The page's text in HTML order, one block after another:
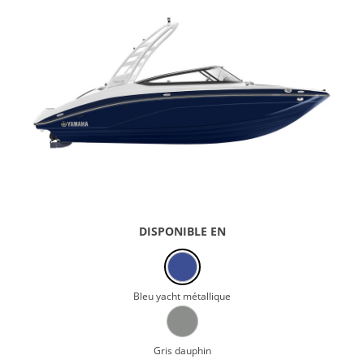
DISPONIBLE EN
Bleu yacht métallique
Gris dauphin